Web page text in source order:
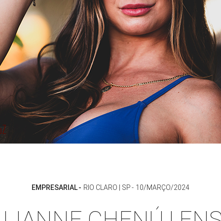
EMPRESARIAL RIO CLARO | SP 10/MARÇO/2024